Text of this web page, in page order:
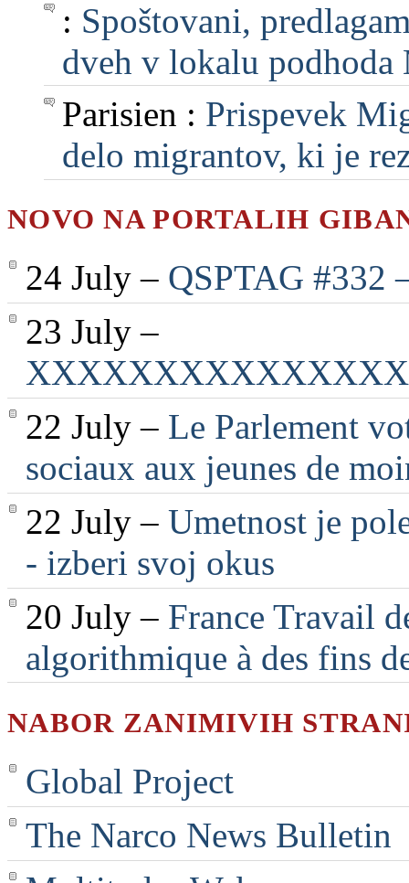
: Spoštovani,
dveh v lokalu
Parisien : Prispevek
delo migrantov, ki je
NOVO NA PORTALIH
24 July – QSPTAG
23 July –
22 July – Le Parlement
sociaux aux jeunes de
22 July – Umetnost je
- izberi svoj okus
20 July – France Travail
algorithmique à des fins
NABOR ZANIMIVIH
Global Project
The Narco News Bulletin